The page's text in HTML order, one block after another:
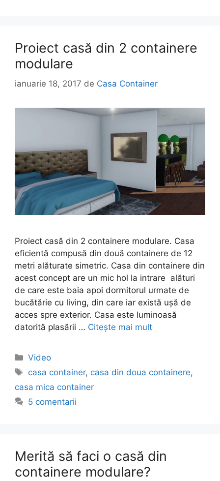
Proiect casă din 2 containere
modulare
ianuarie 18, 2017 de Casa Container
Proiect casă din 2 containere modulare. Casa
eficientă compusă din două containere de 12
metri alăturate simetric. Casa din containere din
acest concept are un mic hol la intrare alături
de care este baia apoi dormitorul urmate de
bucătărie cu living, din care iar există ușă de
acces spre exterior. Casa este luminoasă
datorită plasării … Citește mai mult
Video
casa container, casa din doua containere,
casa mica container
5 comentarii
Merită să faci o casă din
containere modulare?